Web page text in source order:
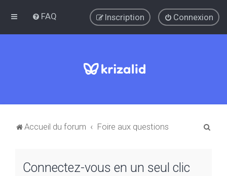
FAQ Connexion
Inscription
Accueil du forum Foire aux questions
Connectez-vous en un seul clic